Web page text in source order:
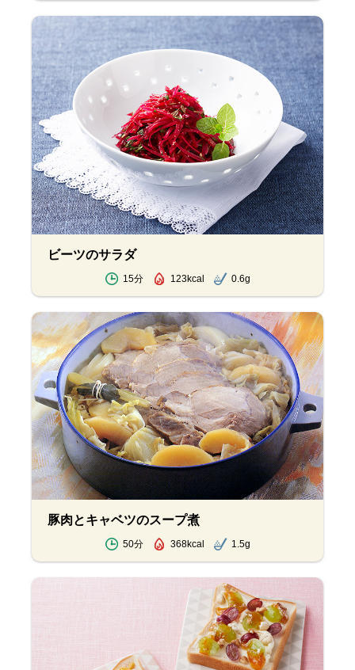
ビーツのサラダ
15分 123kcal 0.6g
豚肉とキャベツのスープ煮
50分 368kcal 1.5g